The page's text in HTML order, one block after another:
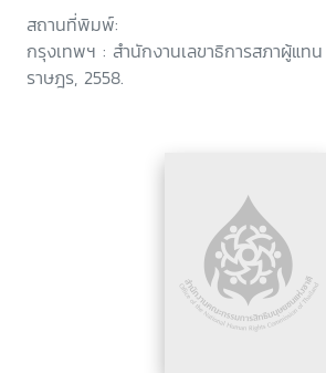
สถานที่พิมพ์:
กรุงเทพฯ : สำนักงานเลขาธิการสภาผู้แทน
ราษฎร, 2558.